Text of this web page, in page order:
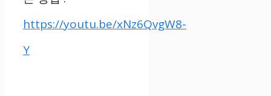
https://youtu.be/xNz6QvgW8-
Y